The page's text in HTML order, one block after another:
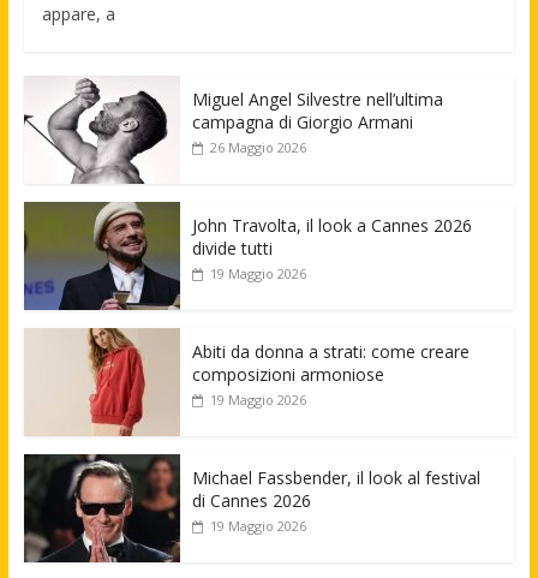
appare, a
Miguel Angel Silvestre nell’ultima
campagna di Giorgio Armani
26 Maggio 2026
John Travolta, il look a Cannes 2026
divide tutti
19 Maggio 2026
Abiti da donna a strati: come creare
composizioni armoniose
19 Maggio 2026
Michael Fassbender, il look al festival
di Cannes 2026
19 Maggio 2026